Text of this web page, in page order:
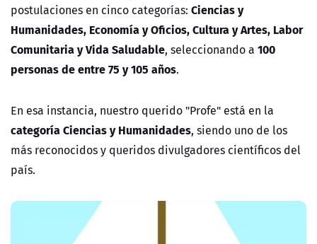
postulaciones en cinco categorías: Ciencias y
Humanidades, Economía y Oficios, Cultura y Artes, Labor
Comunitaria y Vida Saludable, seleccionando a 100
personas de entre 75 y 105 años.
En esa instancia, nuestro querido "Profe" está en la
categoría Ciencias y Humanidades, siendo uno de los
más reconocidos y queridos divulgadores científicos del
país.